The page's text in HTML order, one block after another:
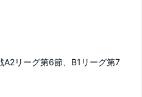
A2リーグ第6節、B1リーグ第7